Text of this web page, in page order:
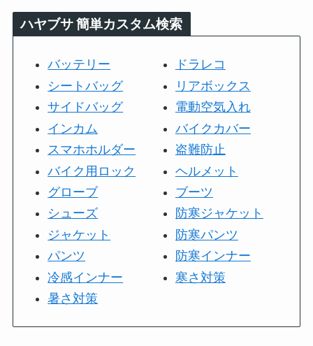
ハヤブサ 簡単カスタム検索
バッテリー
シートバッグ
サイドバッグ
インカム
スマホホルダー
バイク用ロック
グローブ
シューズ
ジャケット
パンツ
冷感インナー
暑さ対策
ドラレコ
リアボックス
電動空気入れ
バイクカバー
盗難防止
ヘルメット
ブーツ
防寒ジャケット
防寒パンツ
防寒インナー
寒さ対策